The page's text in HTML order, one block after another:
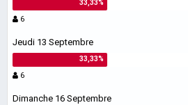
6
Jeudi 13 Septembre
6
Dimanche 16 Septembre